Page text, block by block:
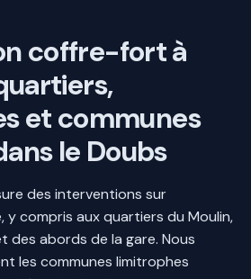
coffre-fort à
et communes
le Doubs
des interventions sur
y compris aux quartiers du Moulin,
des abords de la gare. Nous
les communes limitrophes